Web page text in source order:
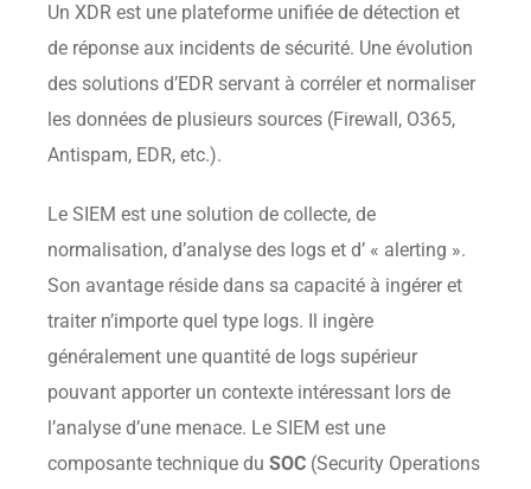
Un XDR est une plateforme unifiée de détection et
de réponse aux incidents de sécurité. Une évolution
des solutions d’EDR servant à corréler et normaliser
les données de plusieurs sources (Firewall, O365,
Antispam, EDR, etc.).
Le SIEM est une solution de collecte, de
normalisation, d’analyse des logs et d’ « alerting ».
Son avantage réside dans sa capacité à ingérer et
traiter n’importe quel type logs. Il ingère
généralement une quantité de logs supérieur
pouvant apporter un contexte intéressant lors de
l’analyse d’une menace. Le SIEM est une
composante technique du SOC (Security Operations